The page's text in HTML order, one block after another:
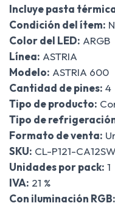
Incluye pasta
Condición del ítem:
Color del LED: ARGB
Línea: ASTRIA
Modelo: ASTRIA 600
Cantidad de pines: 4
Tipo de producto:
Tipo de
Formato de venta:
SKU: CL-P121-
Unidades por pack: 1
IVA: 21 %
Con iluminación RGB: